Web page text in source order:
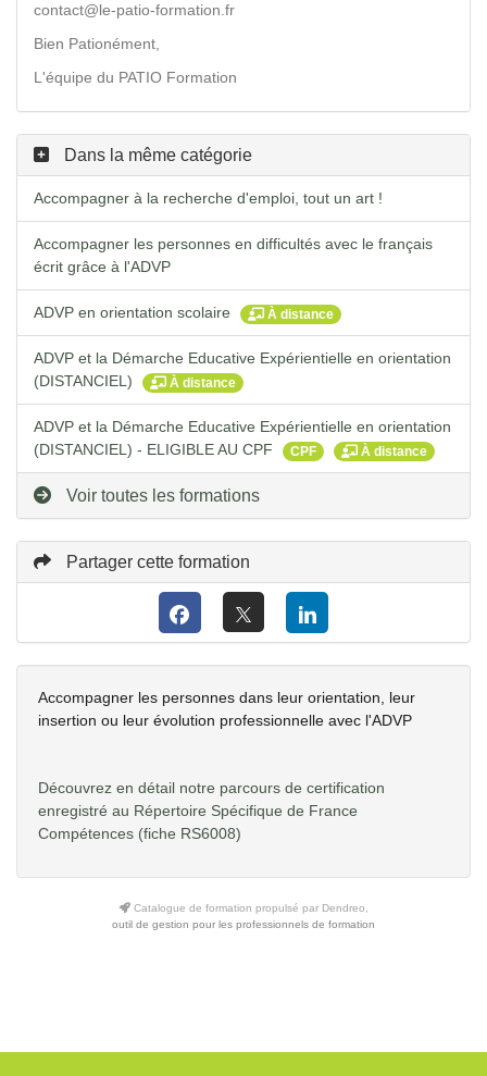
contact@le-patio-formation.fr
Bien Pationément,
L'équipe du PATIO Formation
Dans la même catégorie
Accompagner à la recherche d'emploi, tout un art !
Accompagner les personnes en difficultés avec le français
écrit grâce à l'ADVP
ADVP en orientation scolaire À distance
ADVP et la Démarche Educative Expérientielle en orientation
(DISTANCIEL)
À distance
ADVP et la Démarche Educative Expérientielle en orientation
(DISTANCIEL) - ELIGIBLE AU CPF
CPF À distance
Voir toutes les formations
Partager cette formation
Accompagner les personnes dans leur orientation, leur
insertion ou leur évolution professionnelle avec l'ADVP
Découvrez en détail notre parcours de certification
enregistré au Répertoire Spécifique de France
Compétences (fiche RS6008)
Catalogue de formation propulsé par Dendreo,
outil de gestion pour les professionnels de formation